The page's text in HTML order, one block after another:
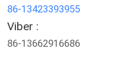
86-13423393955
Viber :
86-13662916686